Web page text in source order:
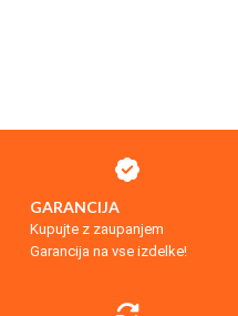
GARANCIJA
Kupujte z zaupanjem
Garancija na vse izdelke!